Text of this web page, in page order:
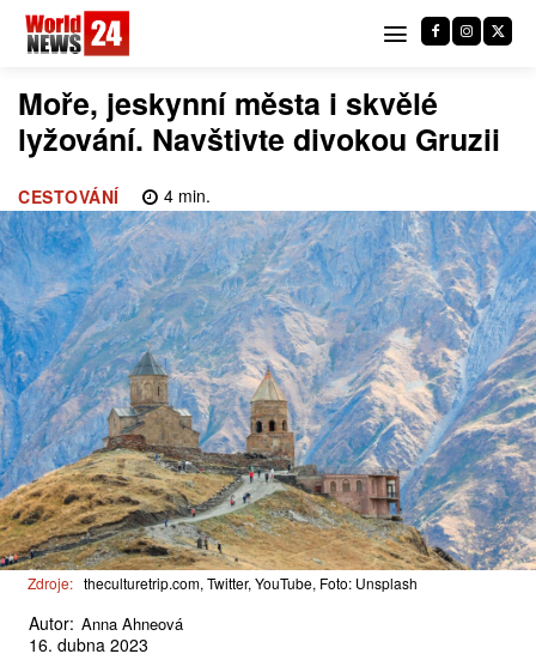
Moře, jeskynní města i skvělé
lyžování. Navštivte divokou Gruzii
CESTOVÁNÍ 4min.
Zdroje: theculturetrip.com, Twitter, YouTube, Foto: Unsplash
Autor: Anna Ahneová
16. dubna 2023